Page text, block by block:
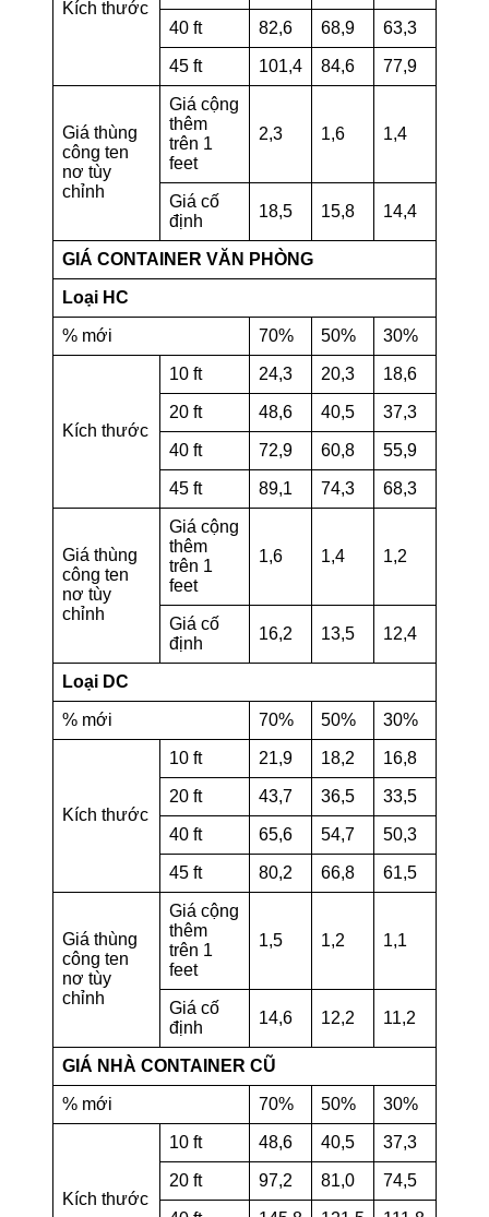
Kích thước
40 ft 82,6 68,9 63,3
45 ft 101,4 84,6 77,9
Giá thùng
công ten
nơ tùy
chỉnh
Giá cộng
thêm
trên 1
feet
2,3 1,6 1,4
Giá cố
định
18,5 15,8 14,4
GIÁ CONTAINER VĂN PHÒNG
Loại HC
% mới 70% 50% 30%
Kích thước
10 ft 24,3 20,3 18,6
20 ft 48,6 40,5 37,3
40 ft 72,9 60,8 55,9
45 ft 89,1 74,3 68,3
Giá thùng
công ten
nơ tùy
chỉnh
Giá cộng
thêm
trên 1
feet
1,6 1,4 1,2
Giá cố
định
16,2 13,5 12,4
Loại DC
% mới 70% 50% 30%
Kích thước
10 ft 21,9 18,2 16,8
20 ft 43,7 36,5 33,5
40 ft 65,6 54,7 50,3
45 ft 80,2 66,8 61,5
Giá thùng
công ten
nơ tùy
chỉnh
Giá cộng
thêm
trên 1
feet
1,5 1,2 1,1
Giá cố
định
14,6 12,2 11,2
GIÁ NHÀ CONTAINER CŨ
% mới 70% 50% 30%
Kích thước
10 ft 48,6 40,5 37,3
20 ft 97,2 81,0 74,5